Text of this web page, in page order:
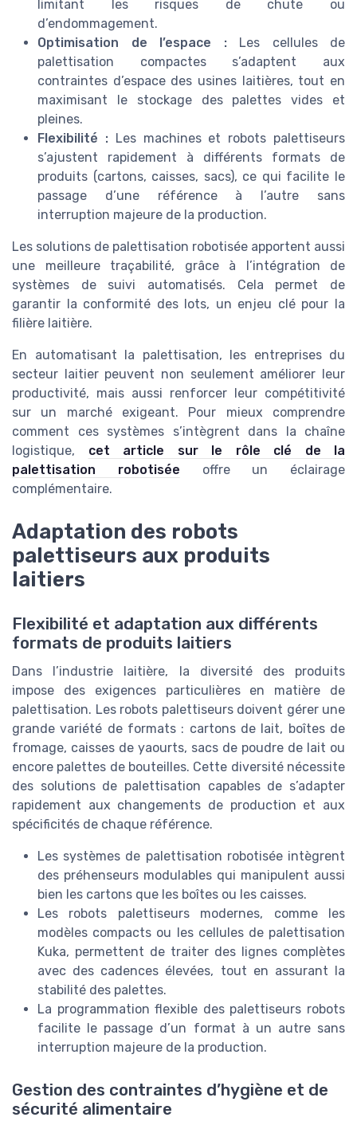
limitant les risques de chute ou
d’endommagement.
Optimisation de l’espace :Les cellules de
palettisation compactes s’adaptent aux
contraintes d’espace des usines laitières, tout en
maximisant le stockage des palettes vides et
pleines.
Flexibilité :Les machines et robots palettiseurs
s’ajustent rapidement à différents formats de
produits (cartons, caisses, sacs), ce qui facilite le
passage d’une référence à l’autre sans
interruption majeure de la production.
Les solutions de palettisation robotisée apportent aussi
une meilleure traçabilité, grâce à l’intégration de
systèmes de suivi automatisés. Cela permet de
garantir la conformité des lots, un enjeu clé pour la
filière laitière.
En automatisant la palettisation, les entreprises du
secteur laitier peuvent non seulement améliorer leur
productivité, mais aussi renforcer leur compétitivité
sur un marché exigeant. Pour mieux comprendre
comment ces systèmes s’intègrent dans la chaîne
logistique, cet article sur le rôle clé de la
palettisation robotisée offre un éclairage
complémentaire.
Adaptation des robots
palettiseurs aux produits
laitiers
Flexibilité et adaptation aux différents
formats de produits laitiers
Dans l’industrie laitière, la diversité des produits
impose des exigences particulières en matière de
palettisation. Les robots palettiseurs doivent gérer une
grande variété de formats : cartons de lait, boîtes de
fromage, caisses de yaourts, sacs de poudre de lait ou
encore palettes de bouteilles. Cette diversité nécessite
des solutions de palettisation capables de s’adapter
rapidement aux changements de production et aux
spécificités de chaque référence.
Les systèmes de palettisation robotisée intègrent
des préhenseurs modulables qui manipulent aussi
bien les cartons que les boîtes ou les caisses.
Les robots palettiseurs modernes, comme les
modèles compacts ou les cellules de palettisation
Kuka, permettent de traiter des lignes complètes
avec des cadences élevées, tout en assurant la
stabilité des palettes.
La programmation flexible des palettiseurs robots
facilite le passage d’un format à un autre sans
interruption majeure de la production.
Gestion des contraintes d’hygiène et de
sécurité alimentaire